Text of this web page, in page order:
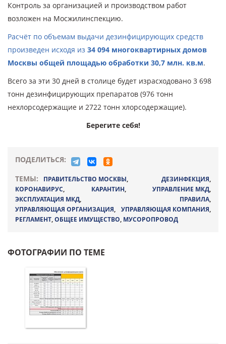
Контроль за организацией и производством работ
возложен на Мосжилинспекцию.
Расчёт по объемам выдачи дезинфицирующих средств
произведен исходя из 34 094 многоквартирных домов
Москвы общей площадью обработки 30,7 млн. кв.м.
Всего за эти 30 дней в столице будет израсходовано 3 698
тонн дезинфицирующих препаратов (976 тонн
нехлорсодержащие и 2722 тонн хлорсодержащие).
Берегите себя!
ПОДЕЛИТЬСЯ:
ТЕМЫ:
ПРАВИТЕЛЬСТВО МОСКВЫ, ДЕЗИНФЕКЦИЯ,
КОРОНАВИРУС, КАРАНТИН, УПРАВЛЕНИЕ МКД,
ЭКСПЛУАТАЦИЯ МКД, ПРАВИЛА,
УПРАВЛЯЮЩАЯ ОРГАНИЗАЦИЯ, УПРАВЛЯЮЩАЯ КОМПАНИЯ,
РЕГЛАМЕНТ,ОБЩЕЕ ИМУЩЕСТВО, МУСОРОПРОВОД
ФОТОГРАФИИ ПО ТЕМЕ